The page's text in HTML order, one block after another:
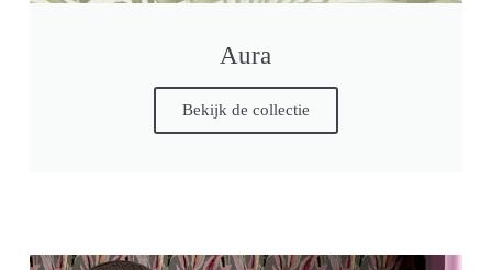
Aura
Bekijk de collectie